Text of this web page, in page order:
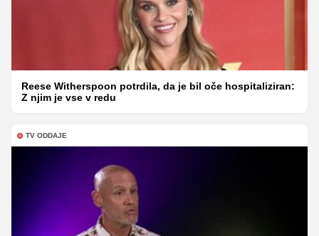
Reese Witherspoon potrdila, da je bil oče hospitaliziran:
Z njim je vse v redu
TV ODDAJE